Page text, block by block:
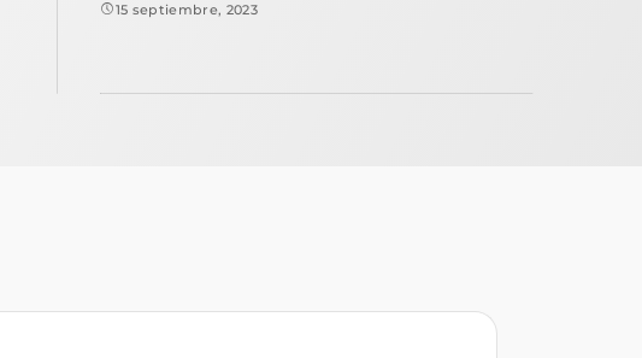
15 septiembre, 2023